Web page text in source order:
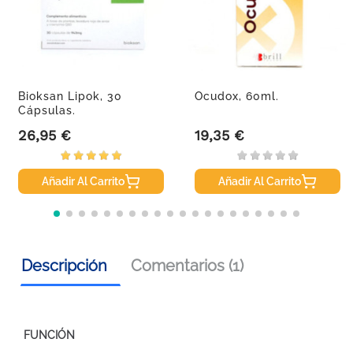
Bioksan Lipok, 30
Cápsulas.
Precio
26,95 €
Añadir Al Carrito
Ocudox, 60ml.
Precio
19,35 €
Añadir Al Carrito
Descripción Comentarios (1)
FUNCIÓN